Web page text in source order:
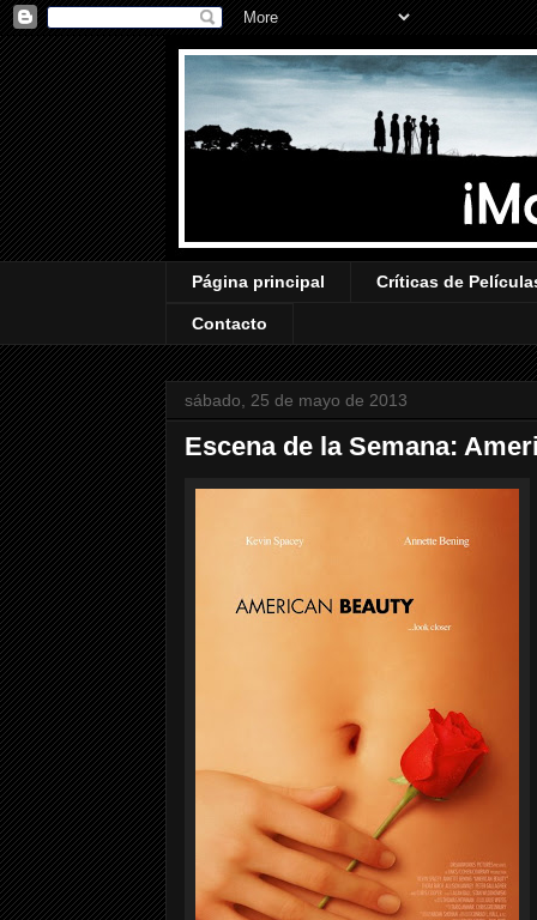
Página principal Críticas de
Contacto
sábado, 25 de mayo de 2013
Escena de la Semana: